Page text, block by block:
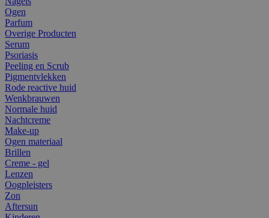
Ogen
Parfum
Overige Producten
Serum
Psoriasis
Peeling en Scrub
Pigmentvlekken
Rode reactive huid
Wenkbrauwen
Normale huid
Nachtcreme
Make-up
Ogen materiaal
Brillen
Creme - gel
Lenzen
Oogpleisters
Zon
Aftersun